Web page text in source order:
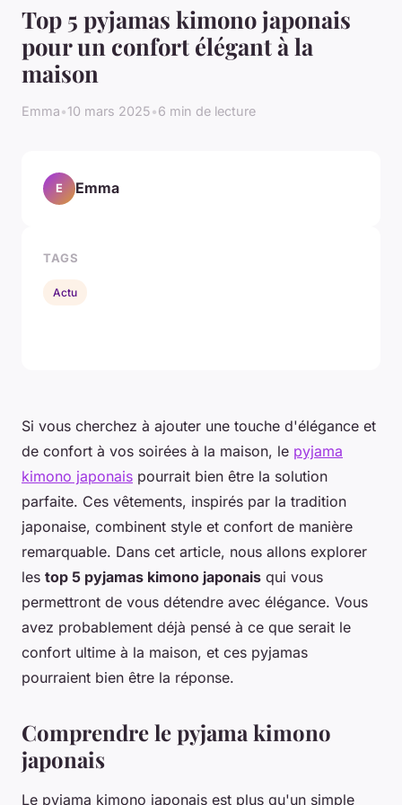
Top 5 pyjamas kimono japonais
pour un confort élégant à la
maison
Emma•10 mars 2025•6 min de lecture
Si vous cherchez à ajouter une touche d'élégance et
de confort à vos soirées à la maison, le pyjama
kimono japonais pourrait bien être la solution
parfaite. Ces vêtements, inspirés par la tradition
japonaise, combinent style et confort de manière
remarquable. Dans cet article, nous allons explorer
les top 5 pyjamas kimono japonais qui vous
permettront de vous détendre avec élégance. Vous
avez probablement déjà pensé à ce que serait le
confort ultime à la maison, et ces pyjamas
pourraient bien être la réponse.
Comprendre le pyjama kimono
japonais
Le pyjama kimono japonais est plus qu'un simple
E Emma
TAGS
Actu